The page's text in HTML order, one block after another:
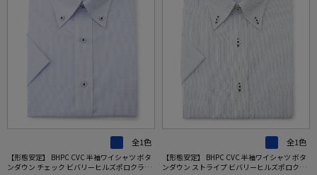
全1色
【形態安定】 BHPC CVC 半袖ワイシャツ ボタ
ンダウン チェック ビバリーヒルズポロクラブ
全1色
【形態安定】 BHPC CVC 半袖ワイシャツ ボタ
ンダウン ストライプ ビバリーヒルズポロクラ